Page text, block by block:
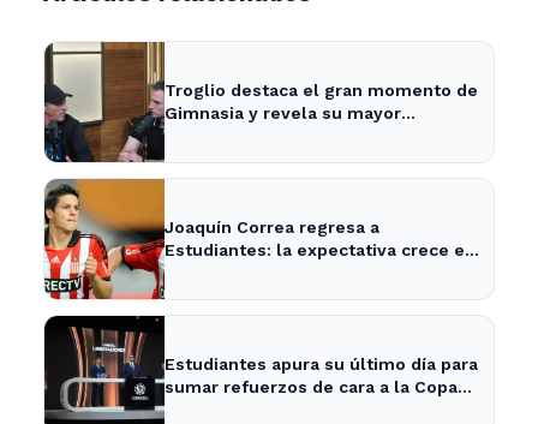
Troglio destaca el gran momento de
Gimnasia y revela su mayor
Joaquín Correa regresa a
Estudiantes: la expectativa crece en
Estudiantes apura su último día para
sumar refuerzos de cara a la Copa